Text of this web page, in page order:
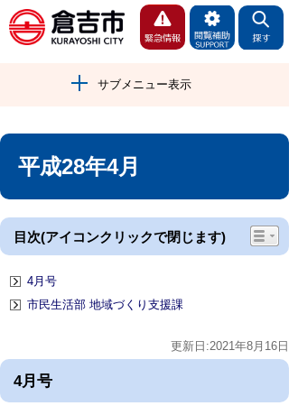
サブメニュー表示
平成28年4月
目次(アイコンクリックで閉じます)
4月号
市民生活部 地域づくり支援課
更新日:2021年8月16日
4月号